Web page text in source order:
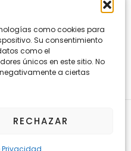
como cookies para
Su consentimiento
como el
únicos en este sitio. No
a ciertas
RECHAZAR
Privacidad